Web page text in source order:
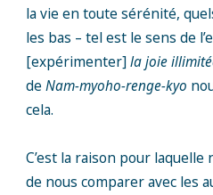
la vie en toute sérénité,
les bas – tel est le sens de
[expérimenter]la joie
de Nam-myoho-renge-kyo
cela.
C’est la raison pour laquelle
de nous comparer avec les